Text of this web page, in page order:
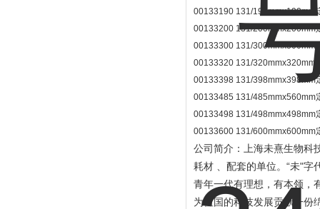
00133190 131/190mmx190mm
00133200 131/200mmx200mm
00133300 131/300mmx300mm
00133320 131/320mmx320mm
00133398 131/398mmx398mm
00133485 131/485mmx560mm
00133498 131/498mmx498mm
00133600 131/600mmx600mm
公司简介：上海未熹生物科
耗材 、配套的单位。 “未"字
青年一代有理想，有本领，
为祖国的科技发展贡献一份